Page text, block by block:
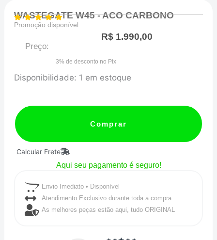
WASTEGATE W45 - ACO CARBONO
Promoção disponível
Preço:
R$1.990,00
3% de desconto no Pix
Disponibilidade: 1 em estoque
WASTEGATE
ACO
CARBONO
quantidade
Comprar
Calcular Frete
Aqui seu pagamento é seguro!
Envio Imediato • Disponível
Atendimento Exclusivo durante toda a compra.
As melhores peças estão aqui, tudo ORIGINAL